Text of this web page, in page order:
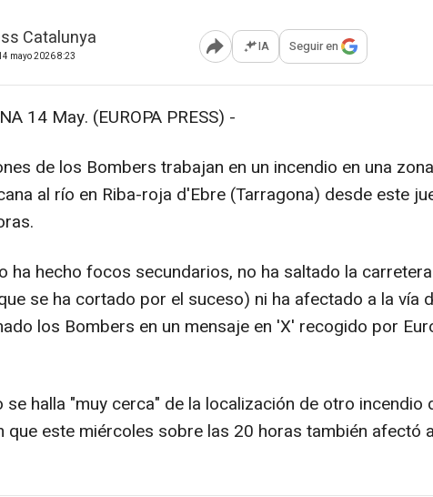
Catalunya
mayo 2026 8:23 Abrir opciones para compartir
IA Seguir en
14 May. (EUROPA PRESS) -
de los Bombers trabajan en un incendio en una
al río en Riba-roja d'Ebre (Tarragona) desde este
ha hecho focos secundarios, no ha saltado la
se ha cortado por el suceso) ni ha afectado a la vía
los Bombers en un mensaje en 'X' recogido por
se halla "muy cerca" de la localización de otro incendio
que este miércoles sobre las 20 horas también afectó